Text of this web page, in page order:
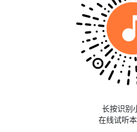
长按识别
在线试听